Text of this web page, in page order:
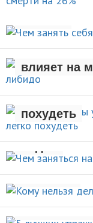
АКТИВНЫЙ ОТДЫХ
Рождение
влияет на
НОВОСТИ
Стали
которые
похудеть
НОВОСТИ
Чем
воде?
ВИДЫ СПОРТА
Кому
“планка”
НОВОСТИ
5 лучших